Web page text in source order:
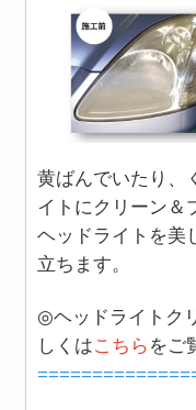
黄ばんでいたり、
イトにクリーン＆
ヘッドライトを美
立ちます。
◎ヘッドライトク
しくはこちら をご